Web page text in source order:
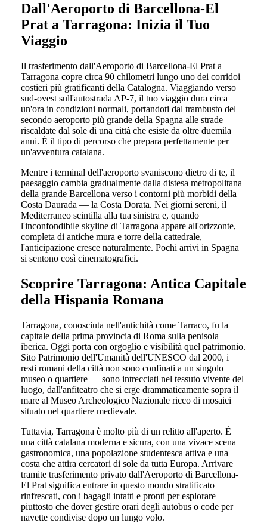
Dall'Aeroporto di Barcellona-El
Prat a Tarragona: Inizia il Tuo
Viaggio
Il trasferimento dall'Aeroporto di Barcellona-El Prat a
Tarragona copre circa 90 chilometri lungo uno dei corridoi
costieri più gratificanti della Catalogna. Viaggiando verso
sud-ovest sull'autostrada AP-7, il tuo viaggio dura circa
un'ora in condizioni normali, portandoti dal trambusto del
secondo aeroporto più grande della Spagna alle strade
riscaldate dal sole di una città che esiste da oltre duemila
anni. È il tipo di percorso che prepara perfettamente per
un'avventura catalana.
Mentre i terminal dell'aeroporto svaniscono dietro di te, il
paesaggio cambia gradualmente dalla distesa metropolitana
della grande Barcellona verso i contorni più morbidi della
Costa Daurada — la Costa Dorata. Nei giorni sereni, il
Mediterraneo scintilla alla tua sinistra e, quando
l'inconfondibile skyline di Tarragona appare all'orizzonte,
completa di antiche mura e torre della cattedrale,
l'anticipazione cresce naturalmente. Pochi arrivi in Spagna
si sentono così cinematografici.
Scoprire Tarragona: Antica Capitale
della Hispania Romana
Tarragona, conosciuta nell'antichità come Tarraco, fu la
capitale della prima provincia di Roma sulla penisola
iberica. Oggi porta con orgoglio e visibilità quel patrimonio.
Sito Patrimonio dell'Umanità dell'UNESCO dal 2000, i
resti romani della città non sono confinati a un singolo
museo o quartiere — sono intrecciati nel tessuto vivente del
luogo, dall'anfiteatro che si erge drammaticamente sopra il
mare al Museo Archeologico Nazionale ricco di mosaici
situato nel quartiere medievale.
Tuttavia, Tarragona è molto più di un relitto all'aperto. È
una città catalana moderna e sicura, con una vivace scena
gastronomica, una popolazione studentesca attiva e una
costa che attira cercatori di sole da tutta Europa. Arrivare
tramite trasferimento privato dall'Aeroporto di Barcellona-
El Prat significa entrare in questo mondo stratificato
rinfrescati, con i bagagli intatti e pronti per esplorare —
piuttosto che dover gestire orari degli autobus o code per
navette condivise dopo un lungo volo.